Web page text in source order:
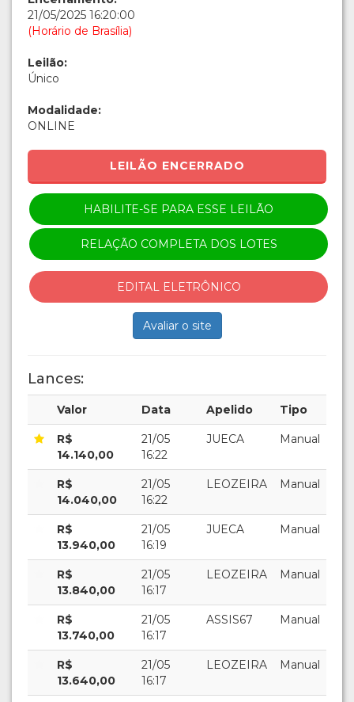
21/05/2025 16:20:00
(Horário de Brasília)
Leilão:
Único
Modalidade:
ONLINE
LEILÃO ENCERRADO
HABILITE-SE PARA ESSE LEILÃO
RELAÇÃO COMPLETA DOS LOTES
EDITAL ELETRÔNICO
Avaliar o site
Lances:
Valor Data Apelido Tipo
R$
14.140,00
21/05
16:22
JUECA Manual
R$
14.040,00
21/05
16:22
LEOZEIRA Manual
R$
13.940,00
21/05
16:19
JUECA Manual
R$
13.840,00
21/05
16:17
LEOZEIRA Manual
R$
13.740,00
21/05
16:17
ASSIS67 Manual
R$
13.640,00
21/05
16:17
LEOZEIRA Manual